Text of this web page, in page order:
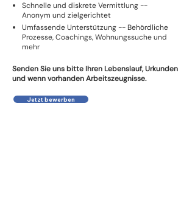
Schnelle und diskrete Vermittlung --
Anonym und zielgerichtet
Umfassende Unterstützung -- Behördliche
Prozesse, Coachings, Wohnungssuche und
mehr
Senden Sie uns bitte Ihren Lebenslauf, Urkunden
und wenn vorhanden Arbeitszeugnisse.
Jetzt bewerben